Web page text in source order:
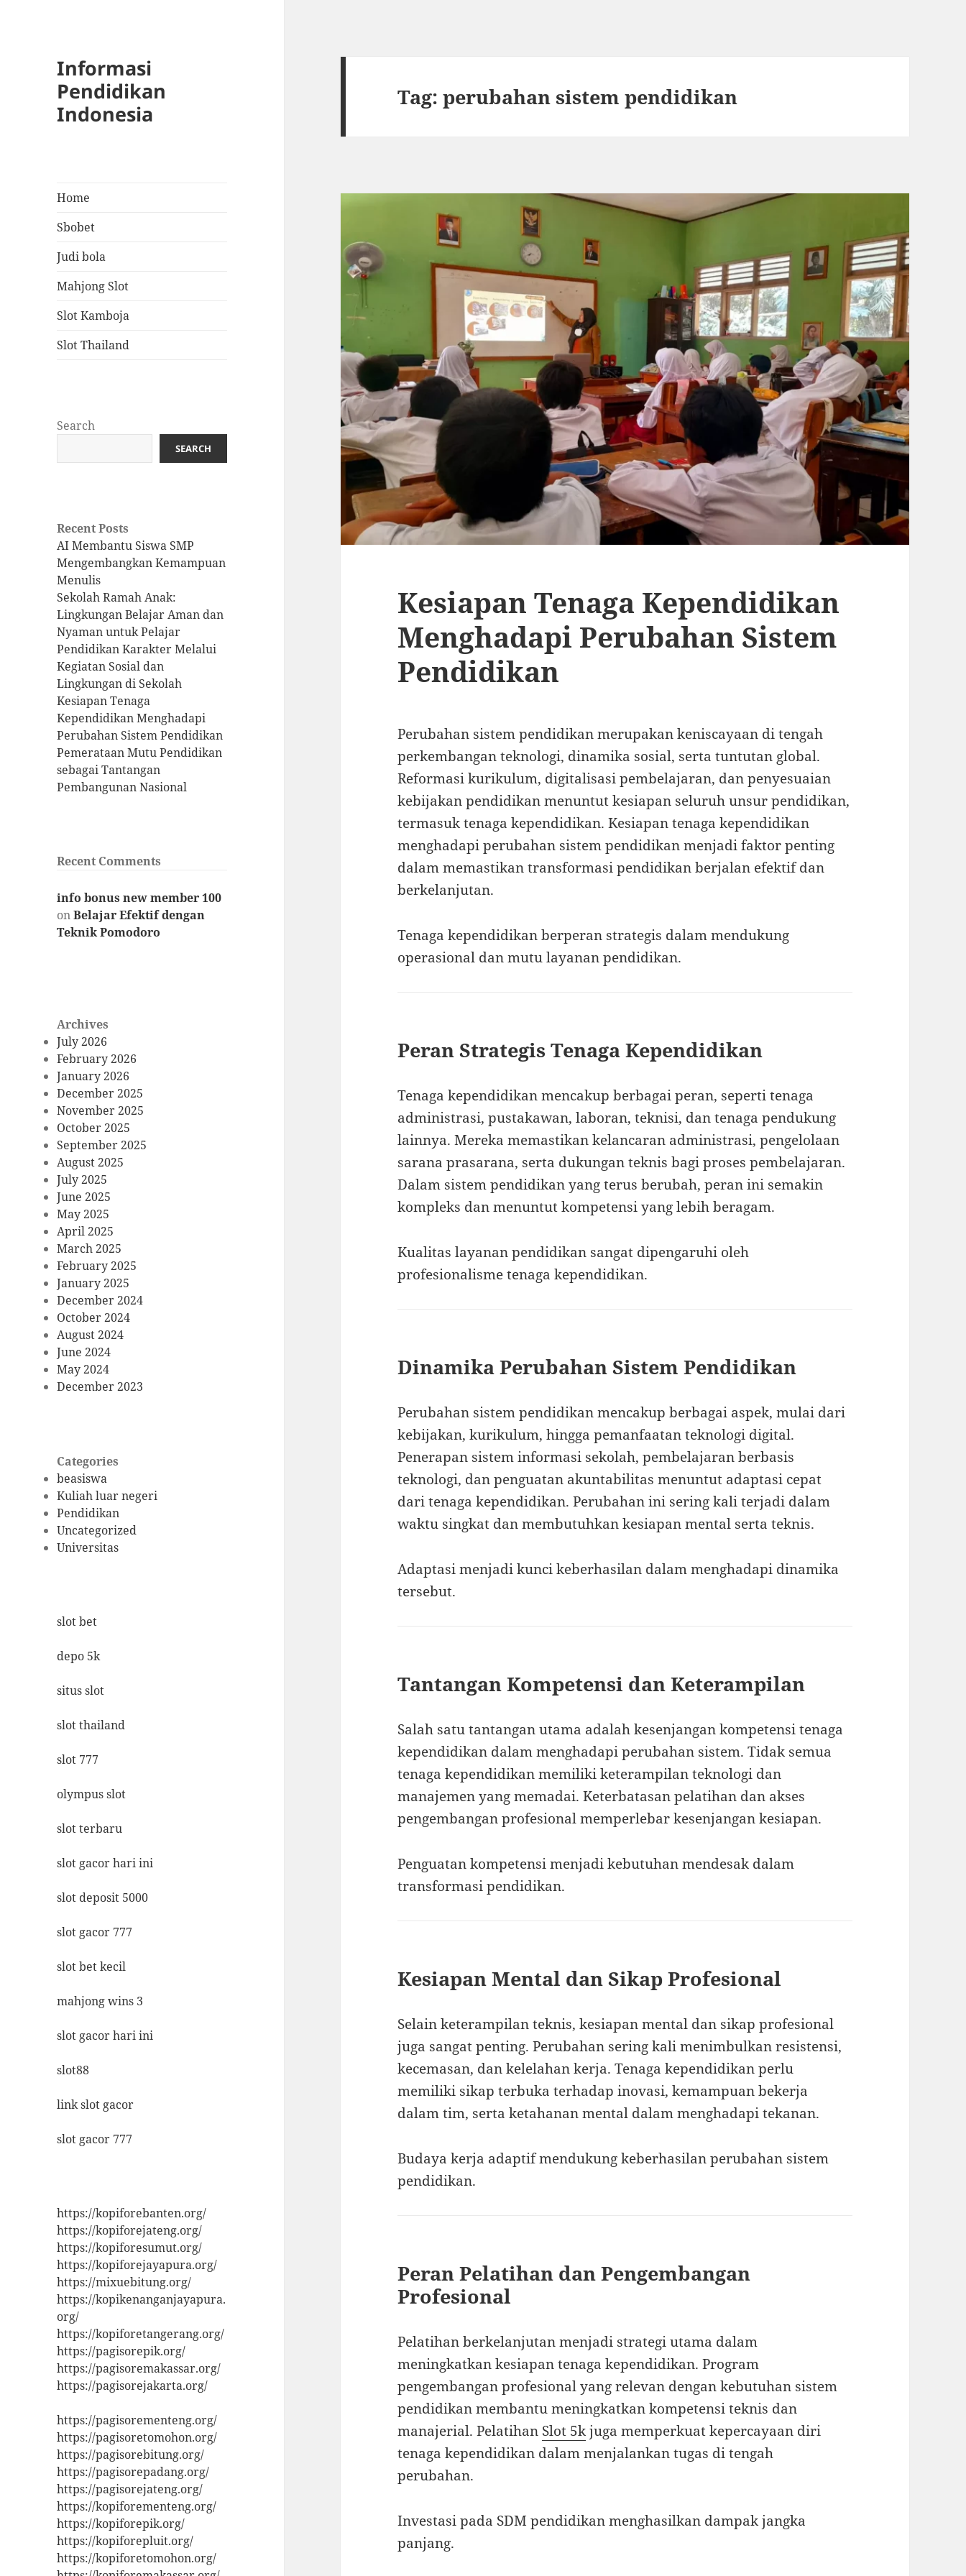
Informasi
Pendidikan
Indonesia
Home
Sbobet
Judi bola
Mahjong Slot
Slot Kamboja
Slot Thailand
Search
SEARCH
Recent Posts
AI Membantu Siswa SMP
Mengembangkan Kemampuan
Menulis
Sekolah Ramah Anak:
Lingkungan Belajar Aman dan
Nyaman untuk Pelajar
Pendidikan Karakter Melalui
Kegiatan Sosial dan
Lingkungan di Sekolah
Kesiapan Tenaga
Kependidikan Menghadapi
Perubahan Sistem Pendidikan
Pemerataan Mutu Pendidikan
sebagai Tantangan
Pembangunan Nasional
Recent Comments
info bonus new member 100
onBelajar Efektif dengan
Teknik Pomodoro
Archives
July 2026
February 2026
January 2026
December 2025
November 2025
October 2025
September 2025
August 2025
July 2025
June 2025
May 2025
April 2025
March 2025
February 2025
January 2025
December 2024
October 2024
August 2024
June 2024
May 2024
December 2023
Categories
beasiswa
Kuliah luar negeri
Pendidikan
Uncategorized
Universitas
slot bet
depo 5k
situs slot
slot thailand
slot 777
olympus slot
slot terbaru
slot gacor hari ini
slot deposit 5000
slot gacor 777
slot bet kecil
mahjong wins 3
slot gacor hari ini
slot88
link slot gacor
slot gacor 777
https://kopiforebanten.org/
https://kopiforejateng.org/
https://kopiforesumut.org/
https://kopiforejayapura.org/
https://mixuebitung.org/
https://kopikenanganjayapura.
org/
https://kopiforetangerang.org/
https://pagisorepik.org/
https://pagisoremakassar.org/
https://pagisorejakarta.org/
https://pagisorementeng.org/
https://pagisoretomohon.org/
https://pagisorebitung.org/
https://pagisorepadang.org/
https://pagisorejateng.org/
https://kopiforementeng.org/
https://kopiforepik.org/
https://kopiforepluit.org/
https://kopiforetomohon.org/
Tag:perubahan sistem pendidikan
Kesiapan Tenaga Kependidikan
Menghadapi Perubahan Sistem
Pendidikan
Perubahan sistem pendidikan merupakan keniscayaan di tengah
perkembangan teknologi, dinamika sosial, serta tuntutan global.
Reformasi kurikulum, digitalisasi pembelajaran, dan penyesuaian
kebijakan pendidikan menuntut kesiapan seluruh unsur pendidikan,
termasuk tenaga kependidikan. Kesiapan tenaga kependidikan
menghadapi perubahan sistem pendidikan menjadi faktor penting
dalam memastikan transformasi pendidikan berjalan efektif dan
berkelanjutan.
Tenaga kependidikan berperan strategis dalam mendukung
operasional dan mutu layanan pendidikan.
Peran Strategis Tenaga Kependidikan
Tenaga kependidikan mencakup berbagai peran, seperti tenaga
administrasi, pustakawan, laboran, teknisi, dan tenaga pendukung
lainnya. Mereka memastikan kelancaran administrasi, pengelolaan
sarana prasarana, serta dukungan teknis bagi proses pembelajaran.
Dalam sistem pendidikan yang terus berubah, peran ini semakin
kompleks dan menuntut kompetensi yang lebih beragam.
Kualitas layanan pendidikan sangat dipengaruhi oleh
profesionalisme tenaga kependidikan.
Dinamika Perubahan Sistem Pendidikan
Perubahan sistem pendidikan mencakup berbagai aspek, mulai dari
kebijakan, kurikulum, hingga pemanfaatan teknologi digital.
Penerapan sistem informasi sekolah, pembelajaran berbasis
teknologi, dan penguatan akuntabilitas menuntut adaptasi cepat
dari tenaga kependidikan. Perubahan ini sering kali terjadi dalam
waktu singkat dan membutuhkan kesiapan mental serta teknis.
Adaptasi menjadi kunci keberhasilan dalam menghadapi dinamika
tersebut.
Tantangan Kompetensi dan Keterampilan
Salah satu tantangan utama adalah kesenjangan kompetensi tenaga
kependidikan dalam menghadapi perubahan sistem. Tidak semua
tenaga kependidikan memiliki keterampilan teknologi dan
manajemen yang memadai. Keterbatasan pelatihan dan akses
pengembangan profesional memperlebar kesenjangan kesiapan.
Penguatan kompetensi menjadi kebutuhan mendesak dalam
transformasi pendidikan.
Kesiapan Mental dan Sikap Profesional
Selain keterampilan teknis, kesiapan mental dan sikap profesional
juga sangat penting. Perubahan sering kali menimbulkan resistensi,
kecemasan, dan kelelahan kerja. Tenaga kependidikan perlu
memiliki sikap terbuka terhadap inovasi, kemampuan bekerja
dalam tim, serta ketahanan mental dalam menghadapi tekanan.
Budaya kerja adaptif mendukung keberhasilan perubahan sistem
pendidikan.
Peran Pelatihan dan Pengembangan
Profesional
Pelatihan berkelanjutan menjadi strategi utama dalam
meningkatkan kesiapan tenaga kependidikan. Program
pengembangan profesional yang relevan dengan kebutuhan sistem
pendidikan membantu meningkatkan kompetensi teknis dan
manajerial. Pelatihan Slot 5kjuga memperkuat kepercayaan diri
tenaga kependidikan dalam menjalankan tugas di tengah
perubahan.
Investasi pada SDM pendidikan menghasilkan dampak jangka
panjang.